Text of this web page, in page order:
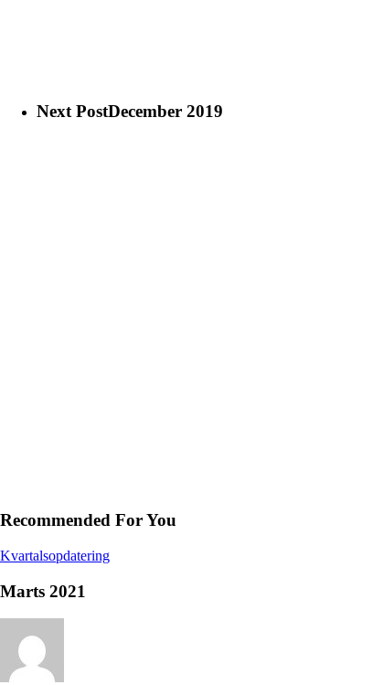
Next PostDecember 2019
Recommended For You
Kvartalsopdatering
Marts 2021